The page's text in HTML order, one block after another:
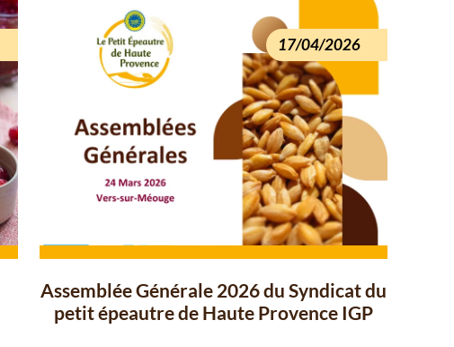
17/04/2026
Assemblée Générale 2026 du Syndicat du
petit épeautre de Haute Provence IGP